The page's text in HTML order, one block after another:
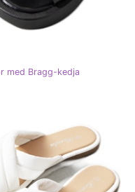
med Bragg-kedja